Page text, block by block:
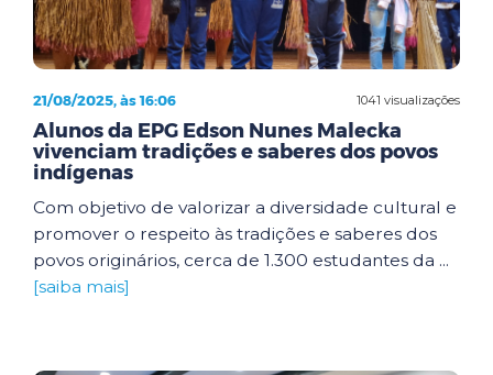
1041 visualizações
21/08/2025, às 16:06
Alunos da EPG Edson Nunes Malecka
vivenciam tradições e saberes dos povos
indígenas
Com objetivo de valorizar a diversidade cultural e
promover o respeito às tradições e saberes dos
povos originários, cerca de 1.300 estudantes da ...
[saiba mais]